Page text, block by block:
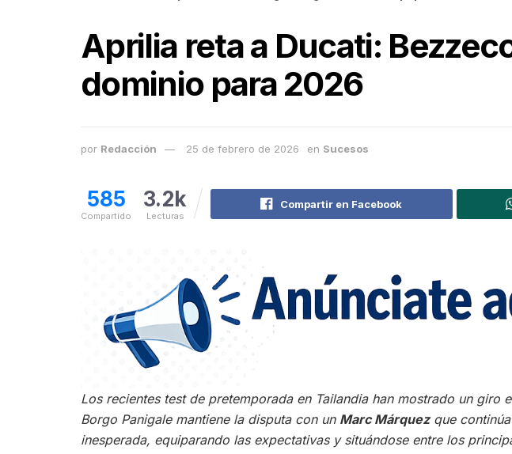
Aprilia reta a Ducati:
dominio para 2026
por Redacción 25 de febrero de 2026 en Sucesos
585
Compartido
3.2k
Lecturas
Compartir en Facebook
Los recientes test de pretemporada en Tailandia han mostrado un giro
Borgo Panigale mantiene la disputa con un Marc Márquezque
inesperada, equiparando las expectativas y situándose entre los